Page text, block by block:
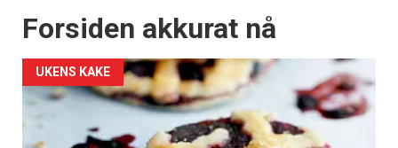
Forsiden akkurat nå
UKENS KAKE